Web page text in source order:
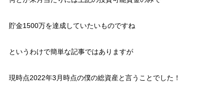
貯金1500万を達成していたいものですね
というわけで簡単な記事ではありますが
現時点2022年3月時点の僕の総資産と言うことでした！